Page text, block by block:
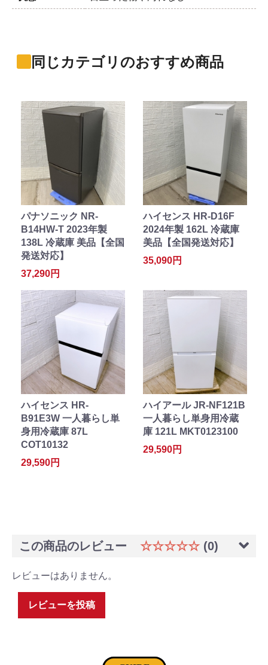
同じカテゴリのおすすめ商品
パナソニック NR-
B14HW-T 2023年製
138L 冷蔵庫 美品【全国
発送対応】
37,290円
ハイセンス HR-D16F
2024年製 162L 冷蔵庫
美品【全国発送対応】
35,090円
ハイセンス HR-
B91E3W 一人暮らし単
身用冷蔵庫 87L
COT10132
29,590円
ハイアール JR-NF121B
一人暮らし単身用冷蔵
庫 121L MKT0123100
29,590円
この商品のレビュー ☆☆☆☆☆ (0)
レビューはありません。
レビューを投稿